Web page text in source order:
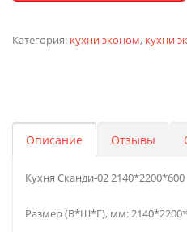
Категория: кухни эконом, кухни
Описание Отзывы
Кухня Сканди-02
Размер (В*Ш*Г), мм: